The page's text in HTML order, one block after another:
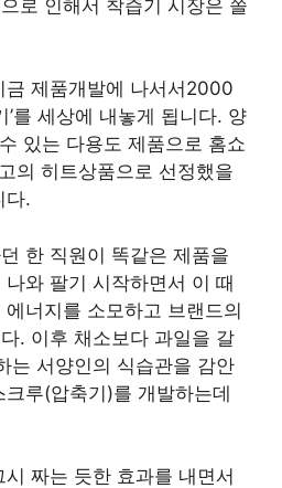
로 인해서 착즙기 시장은 쫄
금 제품개발에 나서서2000
’를 세상에 내놓게 됩니다. 양
있는 다용도 제품으로 홈쇼
의 히트상품으로 선정했을
다.
한 직원이 똑같은 제품을
와 팔기 시작하면서 이 때
너지를 소모하고 브랜드의
. 이후 채소보다 과일을 갈
는 서양인의 식습관을 감안
루(압축기)를 개발하는데
짜는 듯한 효과를 내면서